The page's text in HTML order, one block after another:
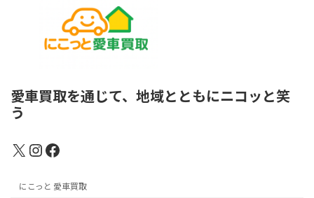
愛車買取を通じて、地域とともにニコッと笑
う
X Instagram
Facebook
にこっと 愛車買取